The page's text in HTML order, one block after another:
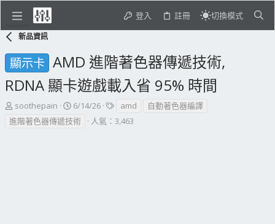
登入 註冊 切換模式
新品資訊
顯示卡 AMD 進階著色器傳遞技術,
RDNA 顯卡遊戲載入省 95% 時間
主
題
發
soothepain
開
始
日
6/14/26
標
籤
amd
自動著色器編譯
進階著色器傳遞技術
人氣：3,463